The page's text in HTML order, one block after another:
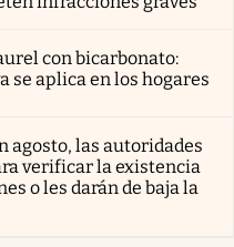
con bicarbonato:
se aplica en los hogares
agosto, las autoridades
verificar la existencia
o les darán de baja la